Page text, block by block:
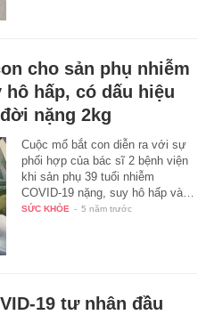
cho sản phụ nhiễm
hô hấp, có dấu hiệu
nặng 2kg
Cuộc mổ bắt con diễn ra với sự
phối hợp của bác sĩ 2 bệnh viện
khi sản phụ 39 tuổi nhiễm
COVID-19 nặng, suy hô hấp và…
SỨC KHỎE - 5 năm trước
19 tư nhân đầu